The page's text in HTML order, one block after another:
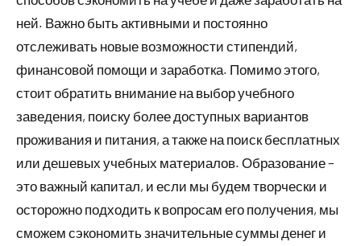
ней. Важно быть активными и постоянно
отслеживать новые возможности стипендий,
финансовой помощи и заработка. Помимо этого,
стоит обратить внимание на выбор учебного
заведения, поиску более доступных вариантов
проживания и питания, а также на поиск бесплатных
или дешевых учебных материалов. Образование –
это важный капитал, и если мы будем творчески и
осторожно подходить к вопросам его получения, мы
сможем сэкономить значительные суммы денег и